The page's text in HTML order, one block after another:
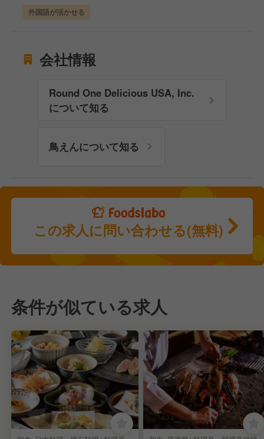
外国語が活かせる
会社情報
Round One Delicious USA, Inc.
について知る
鳥えんについて知る
この求人に問い合わせる(無料)
条件が似ている求人